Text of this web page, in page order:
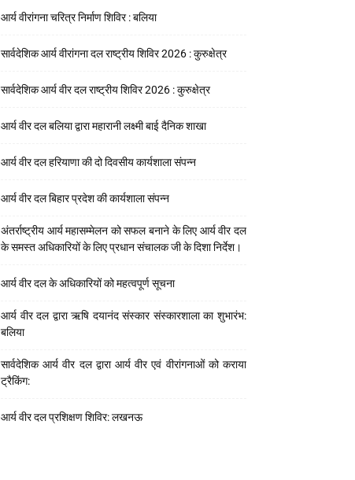
आर्य वीरांगना चरित्र निर्माण शिविर : बलिया
सार्वदेशिक आर्य वीरांगना दल राष्ट्रीय शिविर 2026 : कुरुक्षेत्र
सार्वदेशिक आर्य वीर दल राष्ट्रीय शिविर 2026 : कुरुक्षेत्र
आर्य वीर दल बलिया द्वारा महारानी लक्ष्मी बाई दैनिक शाखा
आर्य वीर दल हरियाणा की दो दिवसीय कार्यशाला संपन्न
आर्य वीर दल बिहार प्रदेश की कार्यशाला संपन्न
अंतर्राष्ट्रीय आर्य महासम्मेलन को सफल बनाने के लिए आर्य वीर दल
के समस्त अधिकारियों के लिए प्रधान संचालक जी के दिशा निर्देश।
आर्य वीर दल के अधिकारियों को महत्वपूर्ण सूचना
आर्य वीर दल द्वारा ऋषि दयानंद संस्कार संस्कारशाला का शुभारंभ:
बलिया
सार्वदेशिक आर्य वीर दल द्वारा आर्य वीर एवं वीरांगनाओं को कराया
ट्रैकिंग:
आर्य वीर दल प्रशिक्षण शिविर: लखनऊ